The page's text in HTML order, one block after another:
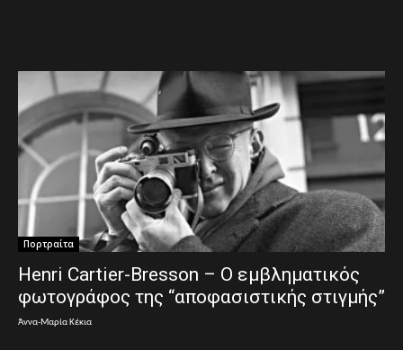
Πορτραίτα
Henri Cartier-Bresson – Ο εμβληματικός
φωτογράφος της “αποφασιστικής στιγμής”
Άννα-Μαρία Κέκια